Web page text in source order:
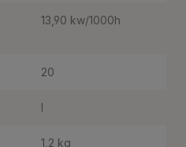
13,90 kw/1000h
20
I
1,2 kg